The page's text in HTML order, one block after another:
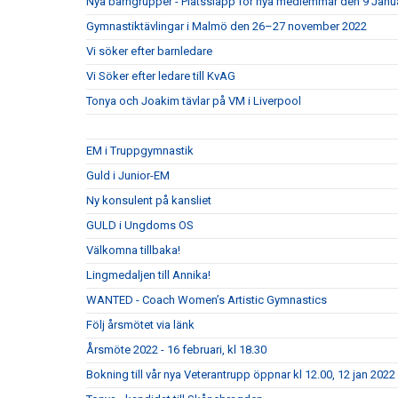
Gymnastiktävlingar i Malmö den 26–27 november 2022
Vi söker efter barnledare
Vi Söker efter ledare till KvAG
Tonya och Joakim tävlar på VM i Liverpool
EM i Truppgymnastik
Guld i Junior-EM
Ny konsulent på kansliet
GULD i Ungdoms OS
Välkomna tillbaka!
Lingmedaljen till Annika!
WANTED - Coach Women’s Artistic Gymnastics
Följ årsmötet via länk
Årsmöte 2022 - 16 februari, kl 18.30
Bokning till vår nya Veterantrupp öppnar kl 12.00, 12 jan 2022